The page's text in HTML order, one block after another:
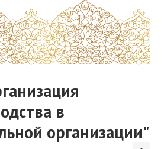
в
организации"